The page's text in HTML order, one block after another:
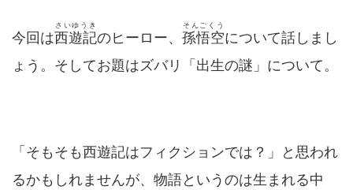
今回は西遊記
さいゆうき
のヒーロー、 孫悟空
そんごくう
について話しまし
ょう。そしてお題はズバリ「出生の謎」について。
「そもそも西遊記はフィクションでは？」と思われ
るかもしれませんが、物語というのは生まれる中